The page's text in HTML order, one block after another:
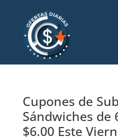
Cupones de
Sándwiches de
$6.00 Este